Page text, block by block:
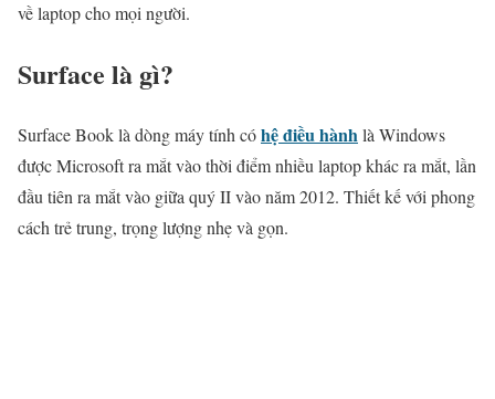
về laptop cho mọi người.
Surface là gì?
Surface Book là dòng máy tính cóhệ điều hànhlà Windows
được Microsoft ra mắt vào thời điểm nhiều laptop khác ra mắt, lần
đầu tiên ra mắt vào giữa quý II vào năm 2012. Thiết kế với phong
cách trẻ trung, trọng lượng nhẹ và gọn.